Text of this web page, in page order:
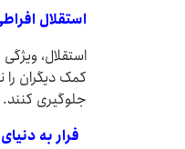
استقلال
استقلال،
کمک دیگران را
جلوگیری کنند.
فرار به